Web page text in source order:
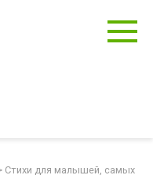
Стихи для малышей, самых